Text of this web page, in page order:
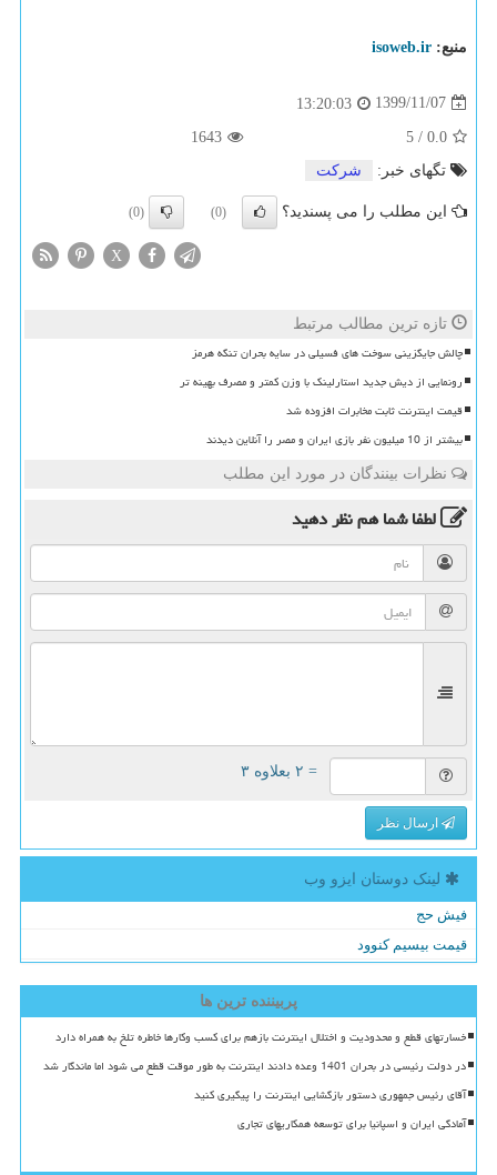
منبع: isoweb.ir
1399/11/07
13:20:03
0.0
/
5
1643
تگهای خبر:
شركت
این مطلب را می پسندید؟ (0)
(0)
X
تازه ترین مطالب مرتبط
چالش جایگزینی سوخت های فسیلی در سایه بحران تنگه هرمز
رونمایی از دیش جدید استارلینک با وزن کمتر و مصرف بهینه تر
قیمت اینترنت ثابت مخابرات افزوده شد
بیشتر از 10 میلیون نفر بازی ایران و مصر را آنلاین دیدند
نظرات بینندگان در مورد این مطلب
لطفا شما همنظر دهید
= ۲ بعلاوه ۳
ارسال نظر
لینک دوستان ایزو وب
فیش حج
قیمت بیسیم کنوود
پربیننده ترین ها
خسارتهای قطع و محدودیت و اختلال اینترنت بازهم برای کسب وکارها خاطره تلخ به همراه دارد
در دولت رئیسی در بحران 1401 وعده دادند اینترنت به طور موقت قطع می شود اما ماندگار شد
آقای رئیس جمهوری دستور بازگشایی اینترنت را پیگیری کنید
آمادگی ایران و اسپانیا برای توسعه همکاریهای تجاری